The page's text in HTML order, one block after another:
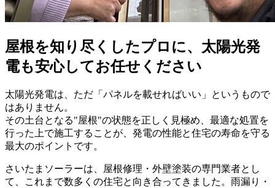
屋根を知り尽くしたプロに、太陽光発
電も安心してお任せください
太陽光発電は、ただ「パネルを載せればいい」というもので
はありません。
その土台となる"屋根"の状態を正しく見極め、最適な処置を
行った上で施工することが、発電の性能と住宅の寿命を守る
最大のポイントです。
さいたまソーラーは、屋根修理・外壁塗装の専門業者とし
て、これまで数多くの住宅と向き合ってきました。雨漏り・